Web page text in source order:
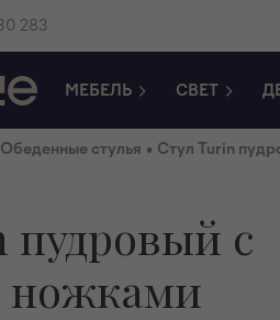
283
МЕБЕЛЬ СВЕТ
Обеденные стулья • Стул Turin
пудровый с
ножками